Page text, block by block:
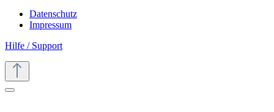
Datenschutz
Impressum
Hilfe / Support